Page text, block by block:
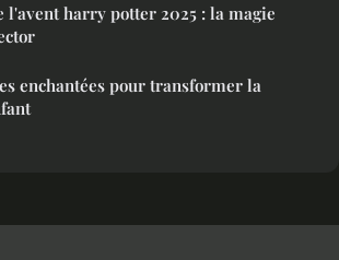
l'avent harry potter 2025 : la magie
enchantées pour transformer la